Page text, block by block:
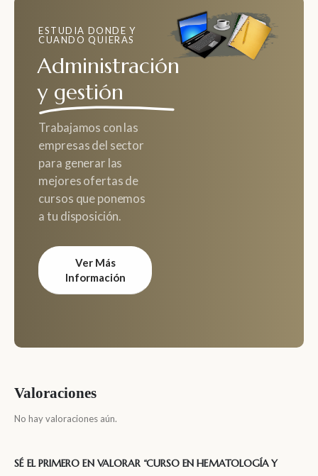
ESTUDIA DONDE Y
CUANDO QUIERAS
Administración
y gestión
Trabajamos con las
empresas del sector
para generar las
mejores ofertas de
cursos que ponemos
a tu disposición.
Ver Más
Información
Valoraciones
No hay valoraciones aún.
SÉ EL PRIMERO EN VALORAR “CURSO EN HEMATOLOGÍA Y